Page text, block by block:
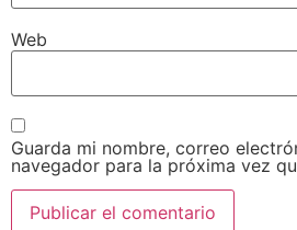
Web
Guarda mi nombre, correo
navegador para la próxima vez